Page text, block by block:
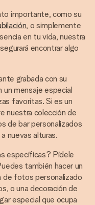
importante, como su
, o simplemente
en tu vida, nuestra
encontrar algo
grabada con su
un mensaje especial
favoritas. Si es un
nuestra colección de
de bar personalizados
nuevas alturas.
específicas? Pídele
también hacer un
de fotos personalizado
o una decoración de
especial que ocupa